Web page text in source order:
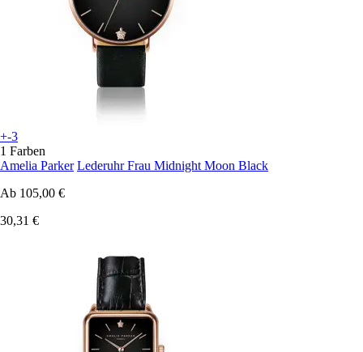
+-3
1 Farben
Amelia Parker Lederuhr Frau Midnight Moon Black
Ab 105,00 €
30,31 €